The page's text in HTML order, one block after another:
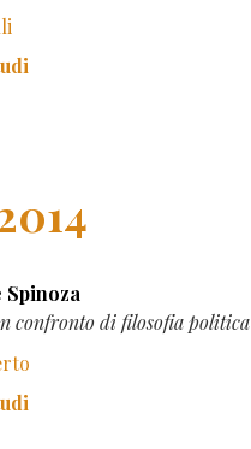
confronto di filosofia politica